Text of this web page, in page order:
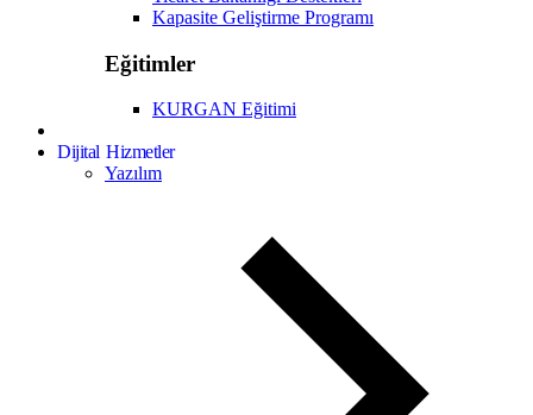
Kapasite Geliştirme Programı
Eğitimler
KURGAN Eğitimi
Dijital Hizmetler
Yazılım